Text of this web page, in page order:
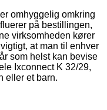
omhyggelig omkring
på bestillingen,
virksomheden kører
at man til enhver
som helst kan bevise
Ixconnect K 32/29,
eller et barn.